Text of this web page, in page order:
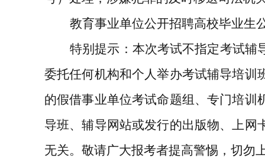
教育事业单位公开招聘高校毕业生
特别提示：本次考试不指定考试辅
委托任何机构和个人举办考试辅导培训
的假借事业单位考试命题组、专门培训
导班、辅导网站或发行的出版物、上网
无关。敬请广大报考者提高警惕，切勿